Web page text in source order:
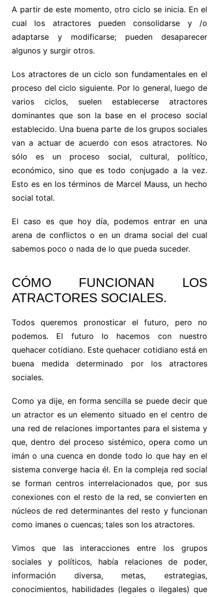
A partir de este momento, otro ciclo se inicia. En el
cual los atractores pueden consolidarse y /o
adaptarse y modificarse; pueden desaparecer
algunos y surgir otros.
Los atractores de un ciclo son fundamentales en el
proceso del ciclo siguiente. Por lo general, luego de
varios ciclos, suelen establecerse atractores
dominantes que son la base en el proceso social
establecido. Una buena parte de los grupos sociales
van a actuar de acuerdo con esos atractores. No
sólo es un proceso social, cultural, político,
económico, sino que es todo conjugado a la vez.
Esto es en los términos de Marcel Mauss, un hecho
social total.
El caso es que hoy día, podemos entrar en una
arena de conflictos o en un drama social del cual
sabemos poco o nada de lo que pueda suceder.
CÓMO FUNCIONAN LOS
ATRACTORES SOCIALES.
Todos queremos pronosticar el futuro, pero no
podemos. El futuro lo hacemos con nuestro
quehacer cotidiano. Este quehacer cotidiano está en
buena medida determinado por los atractores
sociales.
Como ya dije, en forma sencilla se puede decir que
un atractor es un elemento situado en el centro de
una red de relaciones importantes para el sistema y
que, dentro del proceso sistémico, opera como un
imán o una cuenca en donde todo lo que hay en el
sistema converge hacia él. En la compleja red social
se forman centros interrelacionados que, por sus
conexiones con el resto de la red, se convierten en
núcleos de red determinantes del resto y funcionan
como imanes o cuencas; tales son los atractores.
Vimos que las interacciones entre los grupos
sociales y políticos, había relaciones de poder,
información diversa, metas, estrategias,
conocimientos, habilidades (legales o ilegales) que